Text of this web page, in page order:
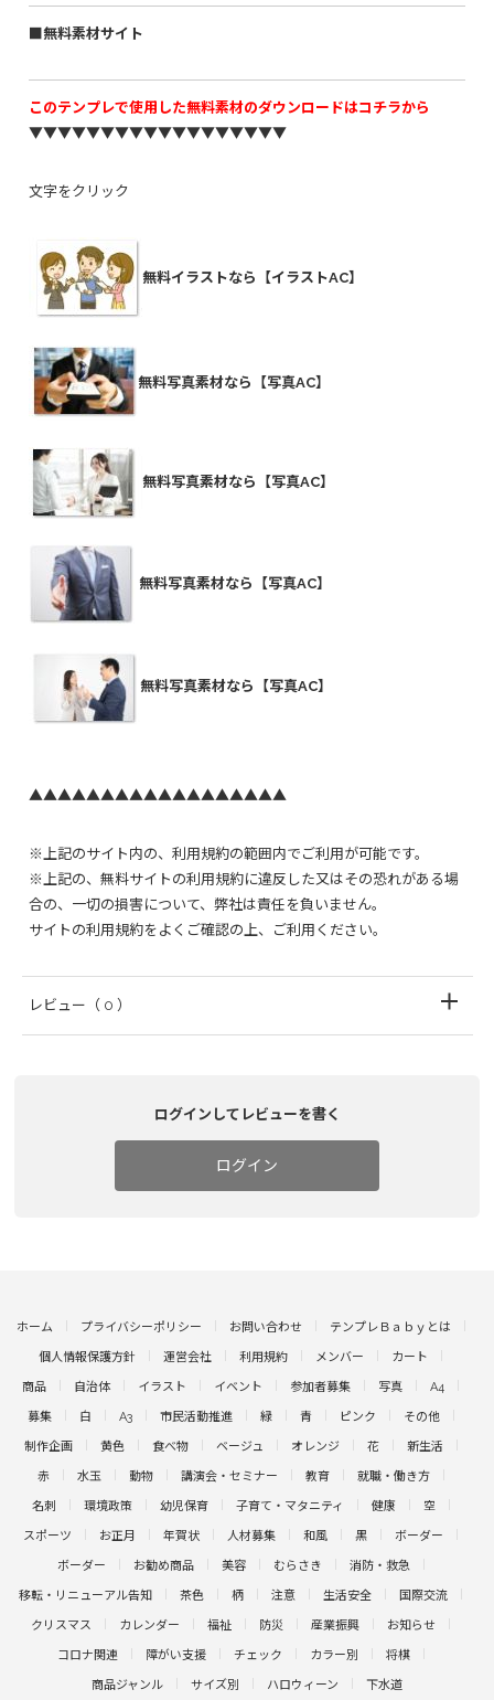
■無料素材サイト
このテンプレで使用した無料素材のダウンロードはコチラから
▼▼▼▼▼▼▼▼▼▼▼▼▼▼▼▼▼▼
文字をクリック
無料イラストなら【イラストAC】
無料写真素材なら【写真AC】
無料写真素材なら【写真AC】
無料写真素材なら【写真AC】
無料写真素材なら【写真AC】
▲▲▲▲▲▲▲▲▲▲▲▲▲▲▲▲▲▲
※上記のサイト内の、利用規約の範囲内でご利用が可能です。
※上記の、無料サイトの利用規約に違反した又はその恐れがある場
合の、一切の損害について、弊社は責任を負いません。
サイトの利用規約をよくご確認の上、ご利用ください。
レビュー （ 0 ）
ログインしてレビューを書く
ログイン
ホーム プライバシーポリシー お問い合わせ テンプレＢａｂｙとは
個人情報保護方針 運営会社 利用規約 メンバー カート
商品 自治体 イラスト イベント 参加者募集 写真 A4
募集 白 A3 市民活動推進 緑 青 ピンク その他
制作企画 黄色 食べ物 ベージュ オレンジ 花 新生活
赤 水玉 動物 講演会・セミナー 教育 就職・働き方
名刺 環境政策 幼児保育 子育て・マタニティ 健康 空
スポーツ お正月 年賀状 人材募集 和風 黒 ボーダー
ボーダー お勧め商品 美容 むらさき 消防・救急
移転・リニューアル告知 茶色 柄 注意 生活安全 国際交流
クリスマス カレンダー 福祉 防災 産業振興 お知らせ
コロナ関連 障がい支援 チェック カラー別 将棋
商品ジャンル サイズ別 ハロウィーン 下水道